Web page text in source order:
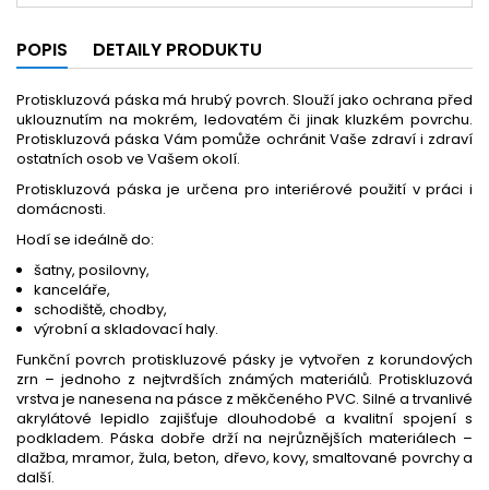
POPIS DETAILY PRODUKTU
Protiskluzová páska má hrubý povrch. Slouží jako ochrana před
uklouznutím na mokrém, ledovatém či jinak kluzkém povrchu.
Protiskluzová páska Vám pomůže ochránit Vaše zdraví i zdraví
ostatních osob ve Vašem okolí.
Protiskluzová páska je určena pro interiérové použití v práci i
domácnosti.
Hodí se ideálně do:
šatny, posilovny,
kanceláře,
schodiště, chodby,
výrobní a skladovací haly.
Funkční povrch protiskluzové pásky je vytvořen z korundových
zrn – jednoho z nejtvrdších známých materiálů. Protiskluzová
vrstva je nanesena na pásce z měkčeného PVC. Silné a trvanlivé
akrylátové lepidlo zajišťuje dlouhodobé a kvalitní spojení s
podkladem. Páska dobře drží na nejrůznějších materiálech –
dlažba, mramor, žula, beton, dřevo, kovy, smaltované povrchy a
další.